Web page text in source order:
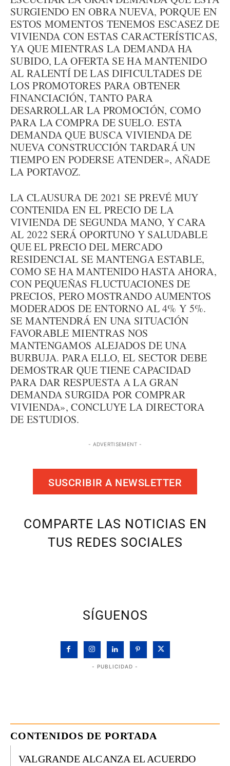
SURGIENDO EN OBRA NUEVA, PORQUE EN
ESTOS MOMENTOS TENEMOS ESCASEZ DE
VIVIENDA CON ESTAS CARACTERÍSTICAS,
YA QUE MIENTRAS LA DEMANDA HA
SUBIDO, LA OFERTA SE HA MANTENIDO
AL RALENTÍ DE LAS DIFICULTADES DE
LOS PROMOTORES PARA OBTENER
FINANCIACIÓN, TANTO PARA
DESARROLLAR LA PROMOCIÓN, COMO
PARA LA COMPRA DE SUELO. ESTA
DEMANDA QUE BUSCA VIVIENDA DE
NUEVA CONSTRUCCIÓN TARDARÁ UN
TIEMPO EN PODERSE ATENDER», AÑADE
LA PORTAVOZ.
LA CLAUSURA DE 2021 SE PREVÉ MUY
CONTENIDA EN EL PRECIO DE LA
VIVIENDA DE SEGUNDA MANO, Y CARA
AL 2022 SERÁ OPORTUNO Y SALUDABLE
QUE EL PRECIO DEL MERCADO
RESIDENCIAL SE MANTENGA ESTABLE,
COMO SE HA MANTENIDO HASTA AHORA,
CON PEQUEÑAS FLUCTUACIONES DE
PRECIOS, PERO MOSTRANDO AUMENTOS
MODERADOS DE ENTORNO AL 4% Y 5%.
SE MANTENDRÁ EN UNA SITUACIÓN
FAVORABLE MIENTRAS NOS
MANTENGAMOS ALEJADOS DE UNA
BURBUJA. PARA ELLO, EL SECTOR DEBE
DEMOSTRAR QUE TIENE CAPACIDAD
PARA DAR RESPUESTA A LA GRAN
DEMANDA SURGIDA POR COMPRAR
VIVIENDA», CONCLUYE LA DIRECTORA
DE ESTUDIOS.
- ADVERTISEMENT -
SUSCRIBIR A NEWSLETTER
COMPARTE LAS NOTICIAS EN
TUS REDES SOCIALES
SÍGUENOS
- PUBLICIDAD -
CONTENIDOS DE PORTADA
VALGRANDE ALCANZA EL ACUERDO